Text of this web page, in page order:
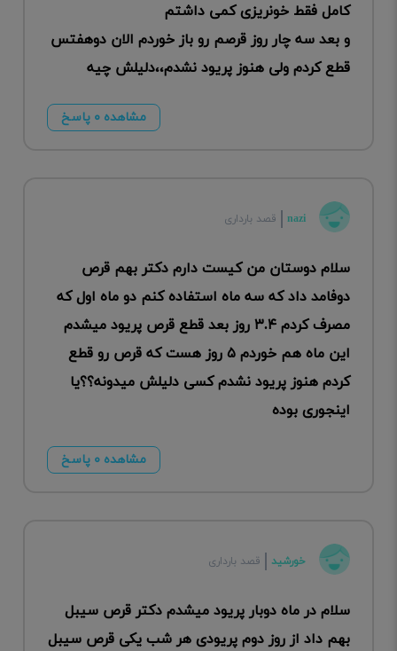
کامل فقط خونریزی کمی داشتم
و بعد سه چار روز قرصم رو باز خوردم الان دوهفتس
قطع کردم ولی هنوز پریود نشدم،،دلیلش چیه
مشاهده ۰ پاسخ
nazi قصد بارداری
سلام دوستان من کیست دارم دکتر بهم قرص
دوفامد داد که سه ماه استفاده کنم دو ماه اول که
مصرف کردم ۳.۴ روز بعد قطع قرص پریود میشدم
این ماه هم خوردم ۵ روز هست که قرص رو قطع
کردم هنوز پریود نشدم کسی دلیلش میدونه؟؟یا
اینجوری بوده
مشاهده ۰ پاسخ
خورشید قصد بارداری
سلام در ماه دوبار پریود میشدم دکتر قرص سیبل
بهم داد از روز دوم پریودی هر شب یکی قرص سیبل